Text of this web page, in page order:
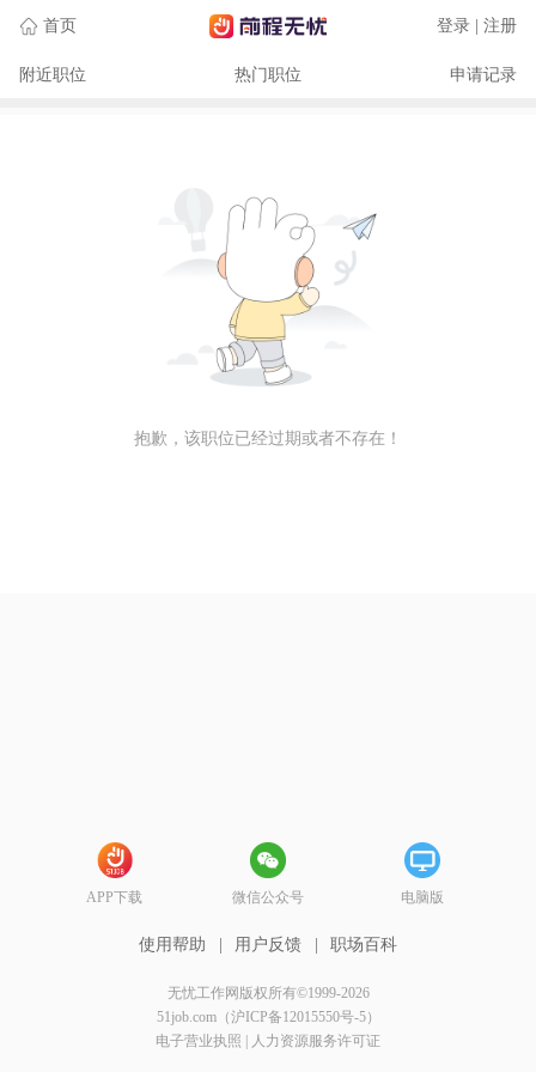
首页 登录 | 注册
附近职位 热门职位 申请记录
抱歉，该职位已经过期或者不存在！
APP下载 微信公众号 电脑版
使用帮助 用户反馈 职场百科
无忧工作网版权所有©1999-2026
51job.com（沪ICP备12015550号-5）
电子营业执照
人力资源服务许可证